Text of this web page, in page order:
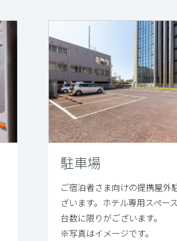
駐車場
ご宿泊者さま向けの提携屋外
ざいます。ホテル専用スペース
台数に限りがございます。
※写真はイメージです。